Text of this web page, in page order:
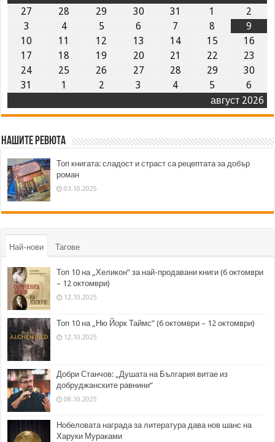
август 2026
27 28 29 30 31 1
2
3
4 5 6 7 8
9
10
11 12 13 14 15
16
17
18 19 20 21 22
23
24
25 26 27 28 29
30
31
1 2 3 4 5 6
Нашите ревюта
Топ книгата: сладост и страст са рецептата за добър
роман
03.10.2025
Най-нови Тагове
Топ 10 на „Хеликон” за най-продавани книги (6 октомври
– 12 октомври)
12.10.2025
Топ 10 на „Ню Йорк Таймс” (6 октомври – 12 октомври)
12.10.2025
Добри Станчов: „Душата на България витае из
добруджанските равнини“
08.10.2025
Нобеловата награда за литература дава нов шанс на
Харуки Мураками